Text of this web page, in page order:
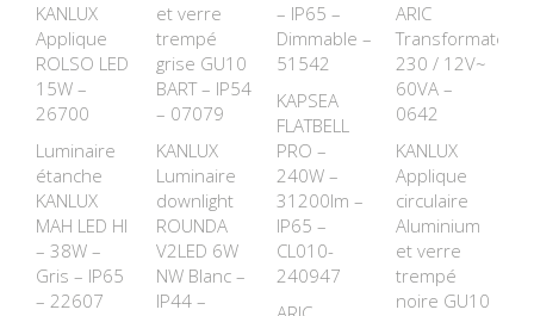
KANLUX
Applique
ROLSO LED
15W –
26700
Luminaire
étanche
KANLUX
MAH LED HI
– 38W –
Gris – IP65
– 22607
et verre
trempé
grise GU10
BART – IP54
– 07079
KANLUX
Luminaire
downlight
ROUNDA
V2LED 6W
NW Blanc –
IP44 –
– IP65 –
Dimmable –
51542
KAPSEA
FLATBELL
PRO –
240W –
31200lm –
IP65 –
CL010-
240947
ARIC
Transformateur
230 / 12V~
60VA –
0642
KANLUX
Applique
circulaire
Aluminium
et verre
trempé
noire GU10